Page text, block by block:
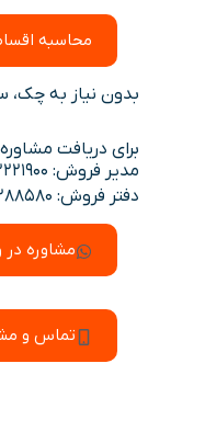
محاسبه
بدون نیاز به چک،
برای دریافت
مدیر فروش: 09122221900
دفتر فروش: 44288580 – الی 82
مشاوره
تماس و